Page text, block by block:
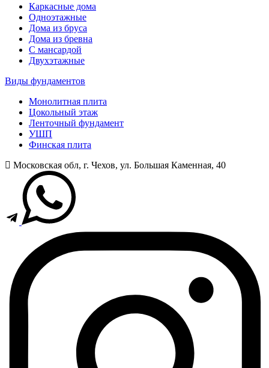
Каркасные дома
Одноэтажные
Дома из бруса
Дома из бревна
С мансардой
Двухэтажные
Виды фундаментов
Монолитная плита
Цокольный этаж
Ленточный фундамент
УШП
Финская плита
Московская обл, г. Чехов, ул. Большая Каменная, 40